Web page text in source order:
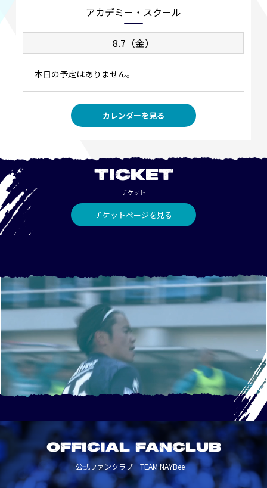
アカデミー・スクール
8.7（金）
本日の予定はありません。
カレンダーを見る
TICKET
チケット
チケットページを見る
OFFICIAL FANCLUB
公式ファンクラブ「TEAM NAYBee」